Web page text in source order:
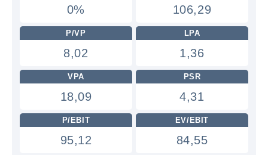
0% 106,29
P/VP
8,02
LPA
1,36
VPA
18,09
PSR
4,31
P/EBIT
95,12
EV/EBIT
84,55